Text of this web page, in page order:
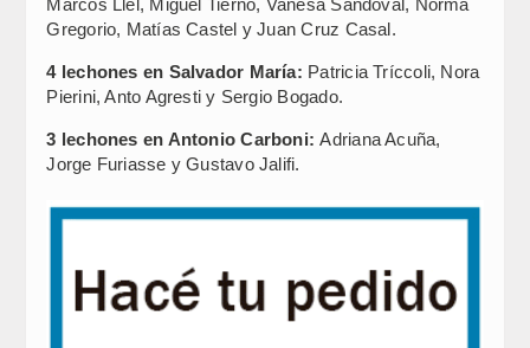
Gregorio, Matías Castel y Juan Cruz Casal.
4 lechones en Salvador María: Patricia Tríccoli, Nora
Pierini, Anto Agresti y Sergio Bogado.
3 lechones en Antonio Carboni:Adriana Acuña,
Jorge Furiasse y Gustavo Jalifi.